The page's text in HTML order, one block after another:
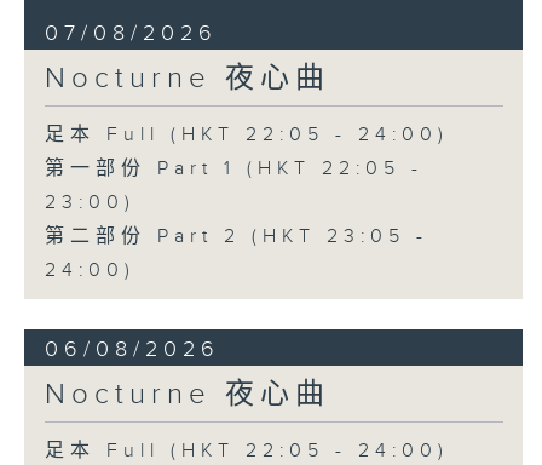
07/08/2026
Nocturne 夜心曲
足本 Full (HKT 22:05 - 24:00)
第一部份 Part 1 (HKT 22:05 -
23:00)
第二部份 Part 2 (HKT 23:05 -
24:00)
06/08/2026
Nocturne 夜心曲
足本 Full (HKT 22:05 - 24:00)